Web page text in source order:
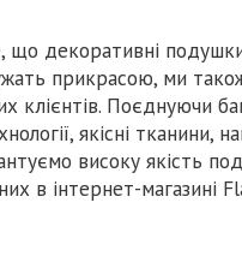
що декоративні
прикрасою, ми
клієнтів. Поєднуючи
якісні тканини,
високу якість
в інтернет-магазині